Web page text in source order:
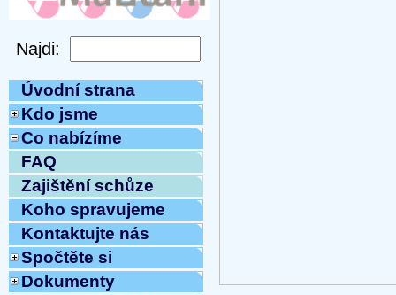
Úvodní strana
Kdo jsme
Co nabízíme
FAQ
Zajištění schůze
Koho spravujeme
Kontaktujte nás
Spočtěte si
Dokumenty